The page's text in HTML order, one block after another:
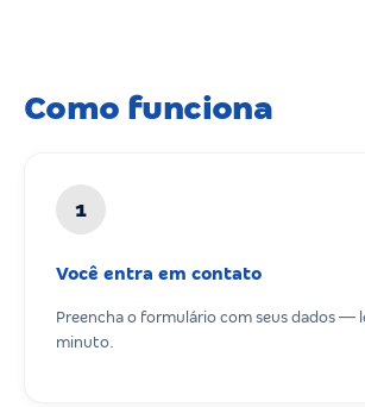
Como funciona
1
Você entra em contato
Preencha o formulário com seus dados —
minuto.